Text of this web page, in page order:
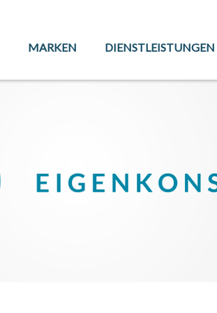
MARKEN DIENSTLEISTUNGEN